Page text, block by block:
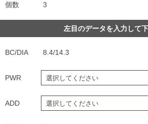
個数 3
左目のデータを入力して
BC/DIA 8.4/14.3
PWR
ADD